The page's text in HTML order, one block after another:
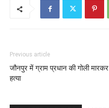
Previous article
जौनपुर में ग्राम प्रधान की गोली मारकर
हत्या